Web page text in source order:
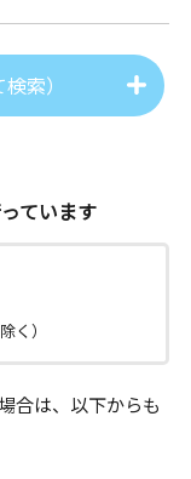
索）
ています
く）
合は、以下からも